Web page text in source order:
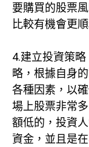
要購買的股票
比較有機會更順
4.建立投資策
略，根據自身
各種因素，以
場上股票非常
額低的，投資
資金，並且是